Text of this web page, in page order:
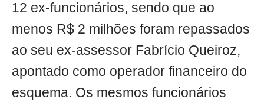
12 ex-funcionários, sendo que ao
menos R$ 2 milhões foram repassados
ao seu ex-assessor Fabrício Queiroz,
apontado como operador financeiro do
esquema. Os mesmos funcionários